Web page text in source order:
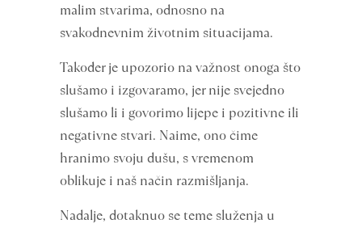
malim stvarima, odnosno na
svakodnevnim životnim situacijama.
Također je upozorio na važnost onoga što
slušamo i izgovaramo, jer nije svejedno
slušamo li i govorimo lijepe i pozitivne ili
negativne stvari. Naime, ono čime
hranimo svoju dušu, s vremenom
oblikuje i naš način razmišljanja.
Nadalje, dotaknuo se teme služenja u